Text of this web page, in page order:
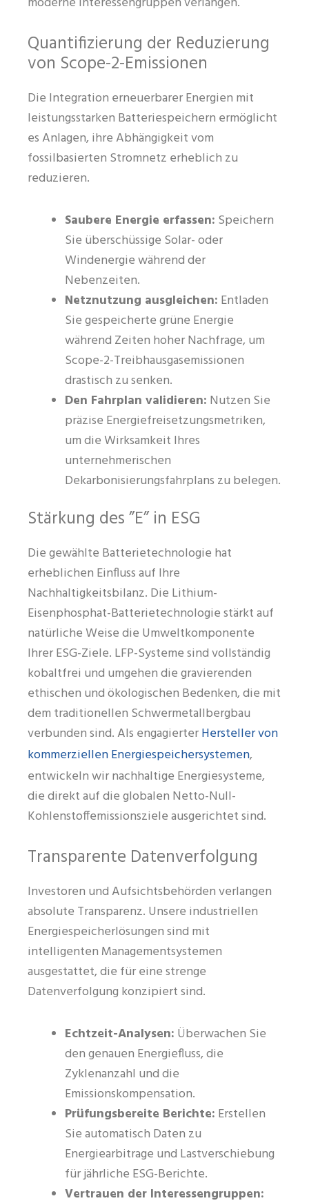
Quantifizierung der Reduzierung
von Scope-2-Emissionen
Die Integration erneuerbarer Energien mit
leistungsstarken Batteriespeichern ermöglicht
es Anlagen, ihre Abhängigkeit vom
fossilbasierten Stromnetz erheblich zu
reduzieren.
Saubere Energie erfassen: Speichern
Sie überschüssige Solar- oder
Windenergie während der
Nebenzeiten.
Netznutzung ausgleichen: Entladen
Sie gespeicherte grüne Energie
während Zeiten hoher Nachfrage, um
Scope-2-Treibhausgasemissionen
drastisch zu senken.
Den Fahrplan validieren: Nutzen Sie
präzise Energiefreisetzungsmetriken,
um die Wirksamkeit Ihres
unternehmerischen
Dekarbonisierungsfahrplans zu belegen.
Stärkung des ”E” in ESG
Die gewählte Batterietechnologie hat
erheblichen Einfluss auf Ihre
Nachhaltigkeitsbilanz. Die Lithium-
Eisenphosphat-Batterietechnologie stärkt auf
natürliche Weise die Umweltkomponente
Ihrer ESG-Ziele. LFP-Systeme sind vollständig
kobalt­frei und umgehen die gravierenden
ethischen und ökologischen Bedenken, die mit
dem traditionellen Schwermetallbergbau
verbunden sind. Als engagierterHersteller von
kommerziellen Energiespeichersystemen,
entwickeln wir nachhaltige Energiesysteme,
die direkt auf die globalen Netto-Null-
Kohlenstoffemissionsziele ausgerichtet sind.
Transparente Datenverfolgung
Investoren und Aufsichtsbehörden verlangen
absolute Transparenz. Unsere industriellen
Energiespeicherlösungen sind mit
intelligenten Managementsystemen
ausgestattet, die für eine strenge
Datenverfolgung konzipiert sind.
Echtzeit-Analysen: Überwachen Sie
den genauen Energiefluss, die
Zyklenanzahl und die
Emissionskompensation.
Prüfungsbereite Berichte: Erstellen
Sie automatisch Daten zu
Energiearbitrage und Lastverschiebung
für jährliche ESG-Berichte.
Vertrauen der Interessengruppen: